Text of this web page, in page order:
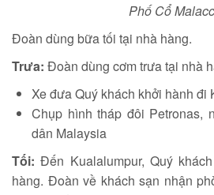
Phố Cổ
Đoàn dùng bữa tối tại nhà hàng.
Trưa: Đoàn dùng cơm trưa tại nhà
Xe đưa Quý khách khởi hành đi
Chụp hình tháp đôi Petronas,
dân Malaysia
Tối: Đến Kualalumpur, Quý
hàng. Đoàn về khách sạn nhận